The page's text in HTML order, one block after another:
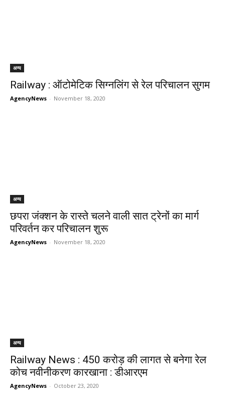
अन्य
Railway : ऑटोमेटिक सिग्नलिंग से रेल परिचालन सुगम
AgencyNews - November 18, 2020
अन्य
छपरा जंक्शन के रास्ते चलने वाली सात ट्रेनों का मार्ग
परिवर्तन कर परिचालन शुरू
AgencyNews - November 18, 2020
अन्य
Railway News : 450 करोड़ की लागत से बनेगा रेल
कोच नवीनीकरण कारखाना : डीआरएम
AgencyNews - October 23, 2020